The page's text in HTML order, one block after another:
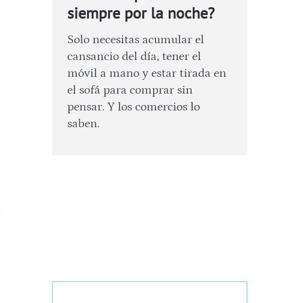
siempre por la noche?
Solo necesitas acumular el
cansancio del día, tener el
móvil a mano y estar tirada en
el sofá para comprar sin
pensar. Y los comercios lo
saben.